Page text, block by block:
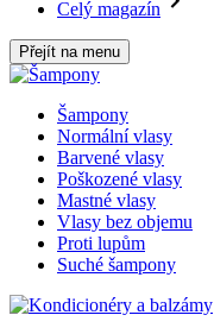
Celý magazín
Přejít na menu
Šampony
Normální vlasy
Barvené vlasy
Poškozené vlasy
Mastné vlasy
Vlasy bez objemu
Proti lupům
Suché šampony